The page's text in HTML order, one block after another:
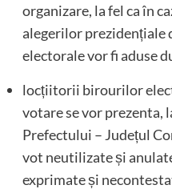
organizare, la fel ca în
alegerilor prezidențiale
electorale vor fi aduse
locțiitorii birourilor
votare se vor
Prefectului – Județul
vot neutilizate și
exprimate și